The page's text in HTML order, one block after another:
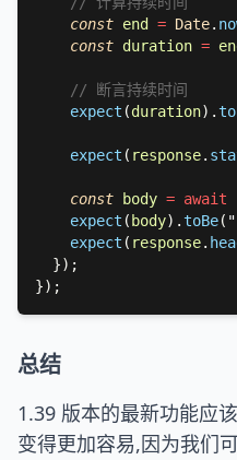
const end = Date.
const duration =
expect (duration).
expect ( response.
const body = await
expect ( body).toBe(
expect ( response.
总结
1.39 版本的最新功能应
变得更加容易,因为我们